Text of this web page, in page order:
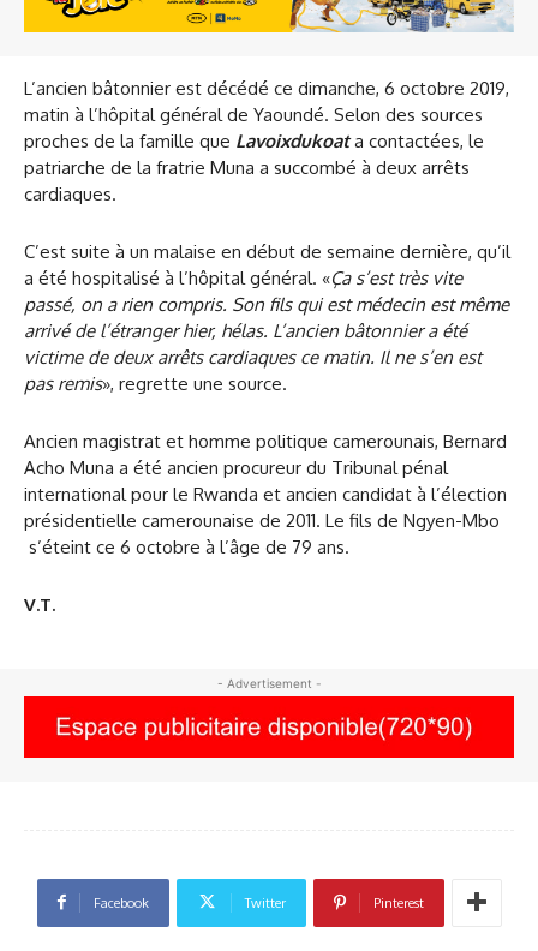
L’ancien bâtonnier est décédé ce dimanche, 6 octobre 2019,
matin à l’hôpital général de Yaoundé. Selon des sources
proches de la famille que Lavoixdukoata contactées, le
patriarche de la fratrie Muna a succombé à deux arrêts
cardiaques.
C’est suite à un malaise en début de semaine dernière, qu’il
a été hospitalisé à l’hôpital général. «Ça s’est très vite
passé, on a rien compris. Son fils qui est médecin est même
arrivé de l’étranger hier, hélas. L’ancien bâtonnier a été
victime de deux arrêts cardiaques ce matin. Il ne s’en est
pas remis», regrette une source.
Ancien magistrat et homme politique camerounais, Bernard
Acho Muna a été ancien procureur du Tribunal pénal
international pour le Rwanda et ancien candidat à l’élection
présidentielle camerounaise de 2011. Le fils de Ngyen-Mbo
s’éteint ce 6 octobre à l’âge de 79 ans.
V.T.
- Advertisement -
Facebook Twitter Pinterest